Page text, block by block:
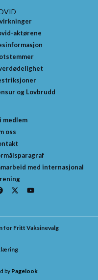
aktørene
og Lovbrudd
medlem
oss
med internasjonal
X
-
i
t
t
r
Y
o
u
b
e
for Fritt Vaksinevalg
by Pagelook